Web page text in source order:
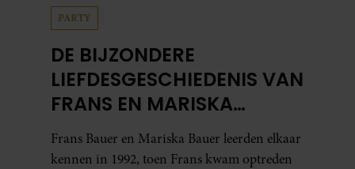
PARTY
DE BIJZONDERE
LIEFDESGESCHIEDENIS VAN
FRANS EN MARISKA
BAUER: OOK IN BED
ELKAARS EERSTE
Frans Bauer en Mariska Bauer leerden elkaar
kennen in 1992, toen Frans kwam optreden